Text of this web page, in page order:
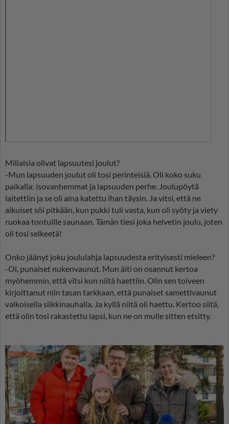
Millaisia olivat lapsuutesi joulut?
-Mun lapsuuden joulut oli tosi perinteisiä. Oli koko suku
paikalla: isovanhemmat ja lapsuuden perhe. Joulupöytä
laitettiin ja se oli aina katettu ihan täysin. Ja vitsi, että ne
aikuiset söi pitkään, kun pukki tuli vasta, kun oli syöty ja viety
ruokaa tontuille saunaan. Tämän tiesi joka helvetin joulu, joten
oli tosi selkeetä!
Onko jäänyt joku joululahja lapsuudesta erityisesti mieleen?
-Oi, punaiset nukenvaunut. Mun äiti on osannut kertoa
myöhemmin, että vitsi kun niitä haettiin. Olin sen toiveen
kirjoittanut niin tasan tarkkaan, että punaiset samettivaunut
valkoisella silkkinauhalla. Ja kyllä niitä oli haettu. Kertoo siitä,
että olin tosi rakastettu lapsi, kun ne on mulle sitten etsitty.